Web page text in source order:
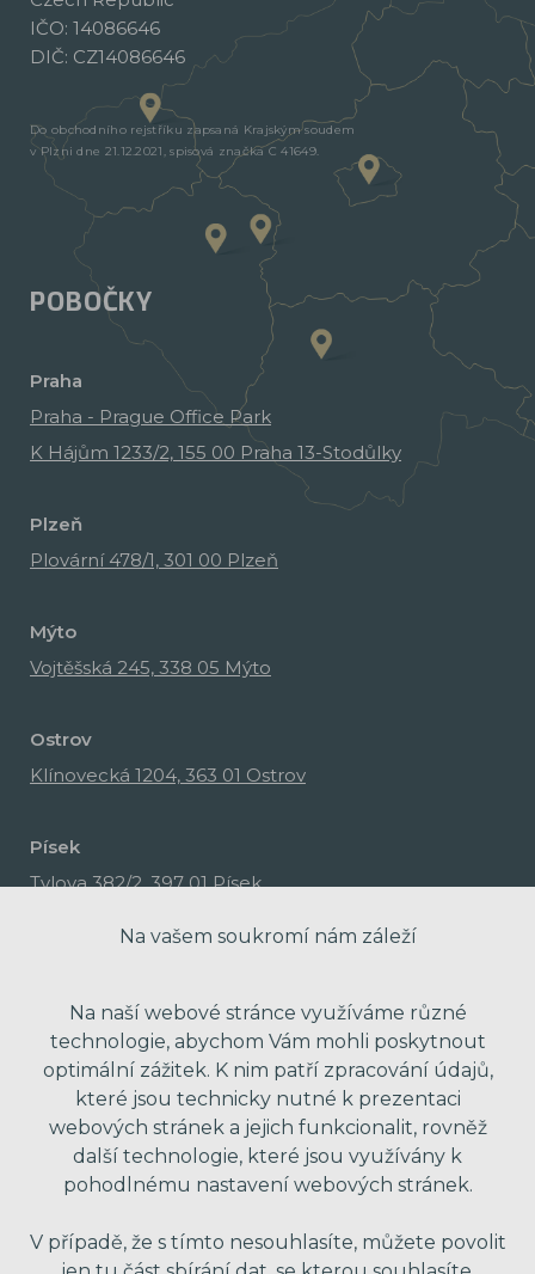
IČO: 14086646
DIČ: CZ14086646
Do obchodního rejstříku zapsaná Krajským soudem
v Plzni dne 21.12.2021, spisová značka C 41649.
POBOČKY
Praha
Praha - Prague Office Park
K Hájům 1233/2, 155 00 Praha 13-Stodůlky
Plzeň
Plovární 478/1, 301 00 Plzeň
Mýto
Vojtěšská 245, 338 05 Mýto
Ostrov
Klínovecká 1204, 363 01 Ostrov
Písek
Tylova 382/2, 397 01 Písek
Na vašem soukromí nám záleží
Na naší webové stránce využíváme různé
technologie, abychom Vám mohli poskytnout
optimální zážitek. K nim patří zpracování údajů,
které jsou technicky nutné k prezentaci
webových stránek a jejich funkcionalit, rovněž
další technologie, které jsou využívány k
pohodlnému nastavení webových stránek.
V případě, že s tímto nesouhlasíte, můžete povolit